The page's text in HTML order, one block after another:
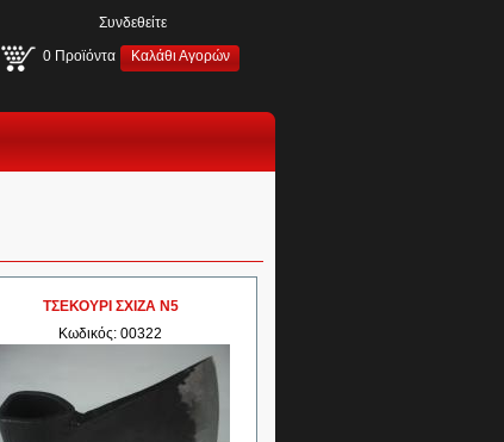
Συνδεθείτε
0 Προϊόντα Καλάθι Αγορών
ΤΣΕΚΟΥΡΙ ΣΧΙΖΑ Ν5
Κωδικός: 00322